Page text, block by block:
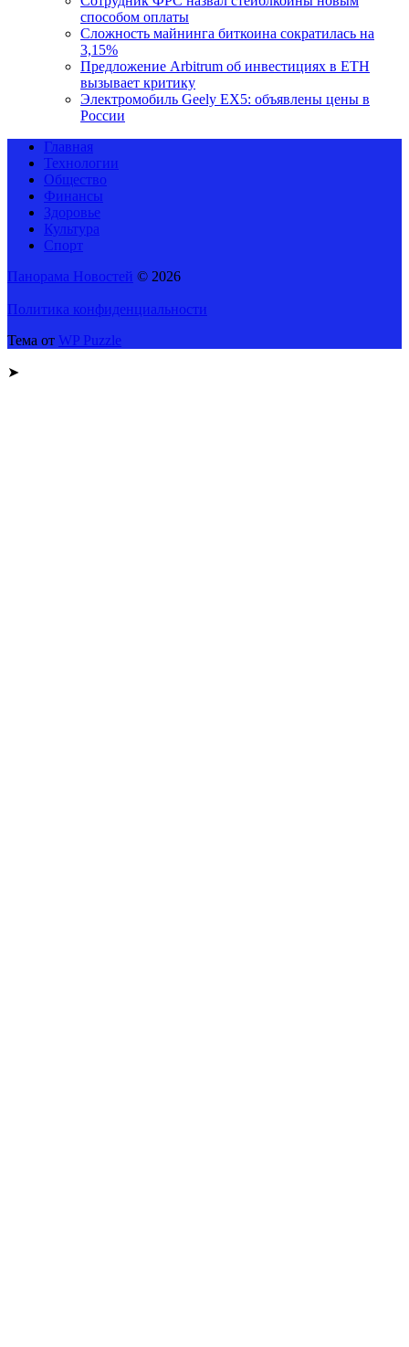
способом оплаты
Сложность майнинга биткоина сократилась на
3,15%
Предложение Arbitrum об инвестициях в ETH
вызывает критику
Электромобиль Geely EX5: объявлены цены в
России
Главная
Технологии
Общество
Финансы
Здоровье
Культура
Спорт
Панорама Новостей © 2026
Политика конфиденциальности
Тема от WP Puzzle
➤